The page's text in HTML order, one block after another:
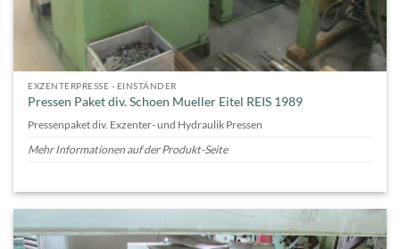
EXZENTERPRESSE - EINSTÄNDER
Pressen Paket div. Schoen Mueller Eitel REIS 1989
Pressenpaket div. Exzenter- und Hydraulik Pressen
Mehr Informationen auf der Produkt-Seite